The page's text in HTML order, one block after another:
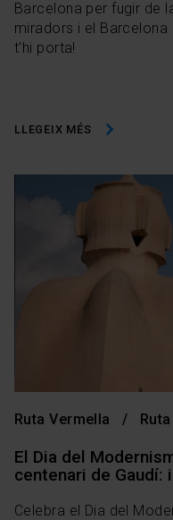
Barcelona per fugir de
miradors i el Barcelona
t'hi porta!
LLEGEIX MÉS
Ruta Vermella
El Dia del
centenari de
Celebra el Dia del